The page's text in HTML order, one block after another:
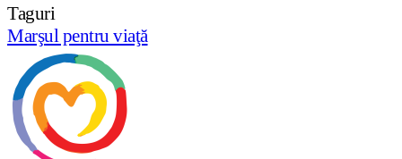
Taguri
Marşul pentru viaţă